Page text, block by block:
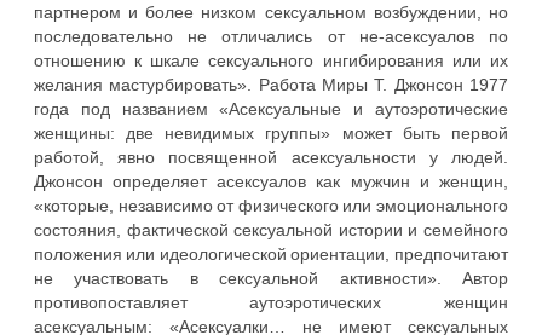
партнером и более низком сексуальном возбуждении, но
последовательно не отличались от не-асексуалов по
отношению к шкале сексуального ингибирования или их
желания мастурбировать». Работа Миры Т. Джонсон 1977
года под названием «Асексуальные и аутоэротические
женщины: две невидимых группы» может быть первой
работой, явно посвященной асексуальности у людей.
Джонсон определяет асексуалов как мужчин и женщин,
«которые, независимо от физического или эмоционального
состояния, фактической сексуальной истории и семейного
положения или идеологической ориентации, предпочитают
не участвовать в сексуальной активности». Автор
противопоставляет аутоэротических женщин
асексуальным: «Асексуалки… не имеют сексуальных